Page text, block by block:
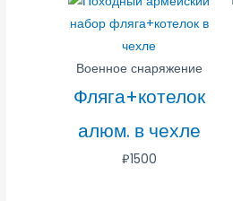
Военное снаряжение
Фляга+котелок
алюм. в чехле
₽1500